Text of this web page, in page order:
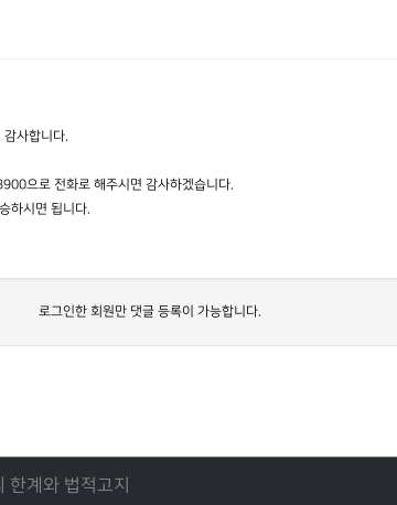
감사합니다.
으로 전화로 해주시면 감사하겠습니다.
하시면 됩니다.
로그인한 회원만 댓글 등록이 가능합니다.
한계와 법적고지